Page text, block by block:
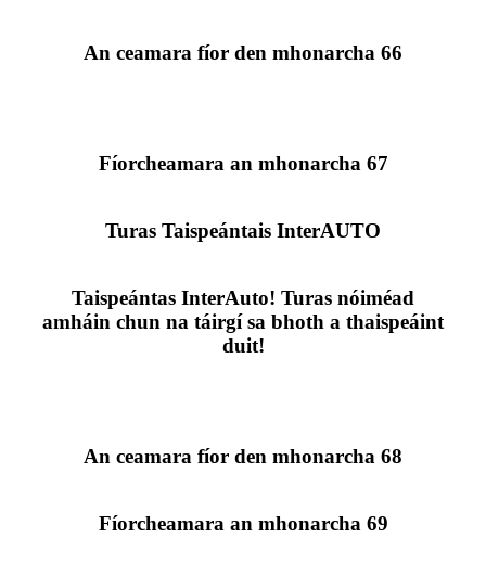
An ceamara fíor den mhonarcha 66
Fíorcheamara an mhonarcha 67
Turas Taispeántais InterAUTO
Taispeántas InterAuto! Turas nóiméad
amháin chun na táirgí sa bhoth a thaispeáint
duit!
An ceamara fíor den mhonarcha 68
Fíorcheamara an mhonarcha 69